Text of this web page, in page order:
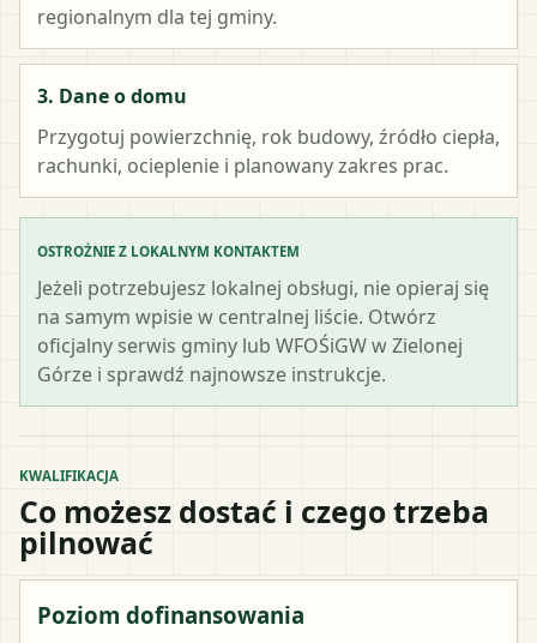
regionalnym dla tej gminy.
3. Dane o domu
Przygotuj powierzchnię, rok budowy, źródło ciepła,
rachunki, ocieplenie i planowany zakres prac.
OSTROŻNIE Z LOKALNYM KONTAKTEM
Jeżeli potrzebujesz lokalnej obsługi, nie opieraj się
na samym wpisie w centralnej liście. Otwórz
oficjalny serwis gminy lub WFOŚiGW w Zielonej
Górze i sprawdź najnowsze instrukcje.
KWALIFIKACJA
Co możesz dostać i czego trzeba
pilnować
Poziom dofinansowania